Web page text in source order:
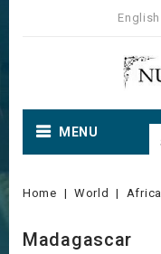
English
MENU
Home World Africa
Madagascar